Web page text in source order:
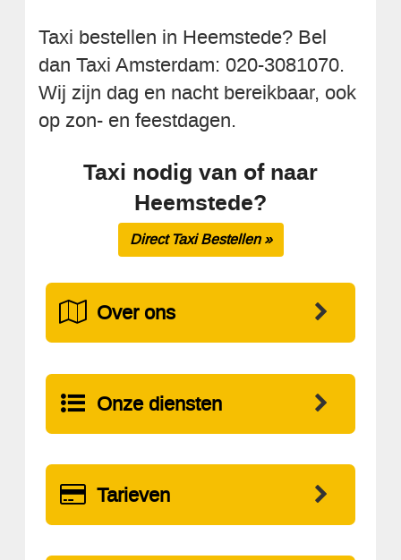
Taxi bestellen in Heemstede? Bel
dan Taxi Amsterdam: 020-3081070.
Wij zijn dag en nacht bereikbaar, ook
op zon- en feestdagen.
Taxi nodig van of naar
Heemstede?
Direct Taxi Bestellen »
Over ons
Onze diensten
Tarieven